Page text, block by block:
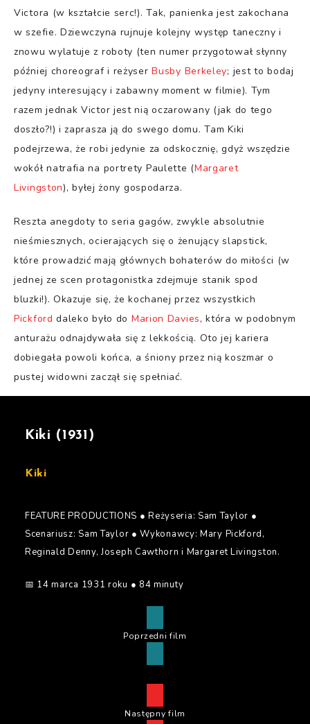
Victora (w kształcie serc!). Tak, panienka jest zakochana
w szefie. Dziewczyna rujnuje kolejny występ taneczny i
znowu wylatuje z roboty (ten numer przygotował słynny
później choreograf i reżyserBusby Berkeley; jest to bodaj
jedyny interesujący i zabawny moment w filmie). Tym
razem jednak Victor jest nią oczarowany (jak do tego
doszło?!) i zaprasza ją do swego domu. Tam Kiki
podejrzewa, że robi jedynie za odskocznię, gdyż wszędzie
wokół natrafia na portrety Paulette (Margaret
Livingston), byłej żony gospodarza.
Reszta anegdoty to seria gagów, zwykle absolutnie
nieśmiesznych, ocierających się o żenujący slapstick,
które prowadzić mają głównych bohaterów do miłości (w
jednej ze scen protagonistka zdejmuje stanik spod
bluzki!). Okazuje się, że kochanej przez wszystkich
Pickford daleko było do Marion Davies, która w podobnym
anturażu odnajdywała się z lekkością. Oto jej kariera
dobiegała powoli końca, a śniony przez nią koszmar o
pustej widowni zaczął się spełniać.
Kiki (1931)
Kiki
FEATURE PRODUCTIONS ● Reżyseria: Sam Taylor ●
Scenariusz: Sam Taylor ● Wykonawcy: Mary Pickford,
Reginald Denny, Joseph Cawthorn i Margaret Livingston.
📅 14 marca 1931 roku ● 84 minuty
Poprzedni film
Następny film